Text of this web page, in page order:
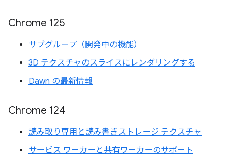
Chrome 125
サブグループ（開発中の機能）
3D テクスチャのスライスにレンダリングする
Dawn の最新情報
Chrome 124
読み取り専用と読み書きストレージ テクスチャ
サービス ワーカーと共有ワーカーのサポート